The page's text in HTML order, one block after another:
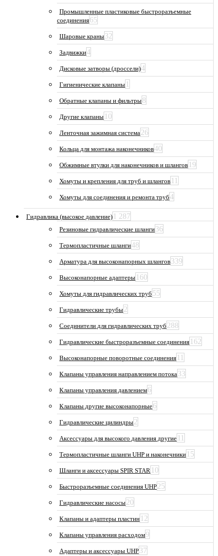
Промышленные пластиковые быстроразъемные
соединения65
Шаровые краны32
Задвижки4
Дисковые затворы (дроссели)4
Гигиенические клапаны 1
Обратные клапаны и фильтры8
Другие клапаны 10
Ленточная зажимная система26
Кольца для монтажа наконечников40
Обжимные втулки для наконечников и шлангов 19
Хомуты и крепления для труб и шлангов 11
Хомуты для соединения и ремонта труб4
Гидравлика (высокое давление) 1 287
Резиновые гидравлические шланги36
Термопластичные шланги48
Арматура для высоконапорных шлангов339
Высоконапорные адаптеры 160
Хомуты для гидравлических труб 55
Гидравлические трубы2
Соединители для гидравлических труб 288
Гидравлические быстроразъемные соединения 162
Высоконапорные поворотные соединения 11
Клапаны управления направлением потока33
Клапаны управления давлением6
Клапаны другие высоконапорные6
Гидравлические цилиндры2
Аксессуары для высокого давления другие 11
Термопластичные шланги UHP и наконечники 15
Шланги и аксессуары SPIR STAR 10
Быстроразъемные соединения UHP25
Гидравлические насосы20
Клапаны и адаптеры пластин 12
Клапаны управления расходом9
Адаптеры и аксессуары UHP37